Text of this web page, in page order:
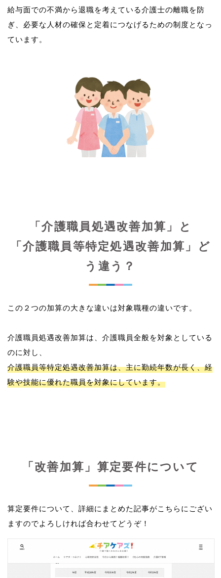
給与面での不満から退職を考えている介護士の離職を防
ぎ、必要な人材の確保と定着につなげるための制度となっ
ています。
「介護職員処遇改善加算」と
「介護職員等特定処遇改善加算」ど
う違う？
この２つの加算の大きな違いは対象職種の違いです。
介護職員処遇改善加算は、介護職員全般を対象としている
介護職員等特定処遇改善加算は、主に勤続年数が長く、経
験や技能に優れた職員を対象にしています。
「改善加算」算定要件について
算定要件について、詳細にまとめた記事がこちらにござい
ますのでよろしければ合わせてどうぞ！